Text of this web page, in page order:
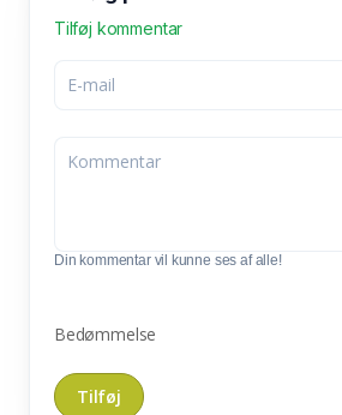
Tilføj kommentar
Din kommentar vil kunne ses af alle!
Bedømmelse